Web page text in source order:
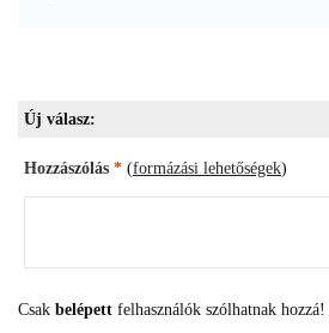
Új válasz:
Hozzászólás * (formázási lehetőségek)
Csak belépett felhasználók szólhatnak hozzá!